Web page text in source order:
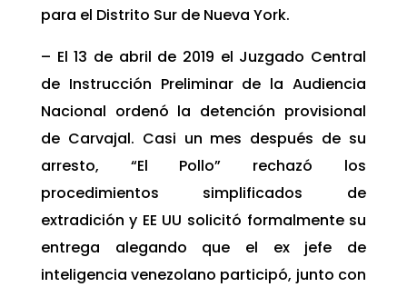
para el Distrito Sur de Nueva York.
– El 13 de abril de 2019 el Juzgado Central
de Instrucción Preliminar de la Audiencia
Nacional ordenó la detención provisional
de Carvajal. Casi un mes después de su
arresto, “El Pollo” rechazó los
procedimientos simplificados de
extradición y EE UU solicitó formalmente su
entrega alegando que el ex jefe de
inteligencia venezolano participó, junto con